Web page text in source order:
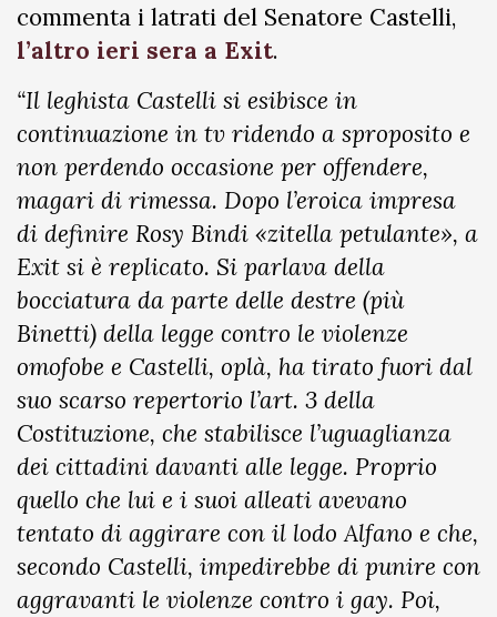
commenta i latrati del Senatore Castelli,
l’altro ieri sera a Exit.
“Il leghista Castelli si esibisce in
continuazione in tv ridendo a sproposito e
non perdendo occasione per offendere,
magari di rimessa. Dopo l’eroica impresa
di definire Rosy Bindi «zitella petulante», a
Exit si è replicato. Si parlava della
bocciatura da parte delle destre (più
Binetti) della legge contro le violenze
omofobe e Castelli, oplà, ha tirato fuori dal
suo scarso repertorio l’art. 3 della
Costituzione, che stabilisce l’uguaglianza
dei cittadini davanti alle legge. Proprio
quello che lui e i suoi alleati avevano
tentato di aggirare con il lodo Alfano e che,
secondo Castelli, impedirebbe di punire con
aggravanti le violenze contro i gay. Poi,